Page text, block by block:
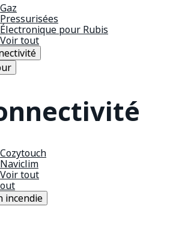
Gaz
Pressurisées
Électronique pour Rubis
Voir tout
Cozytouch
Naviclim
Voir tout
incendie